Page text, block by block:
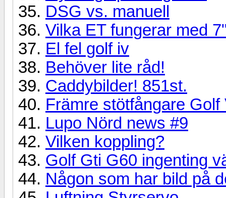
DSG vs. manuell
Vilka ET fungerar med
El fel golf iv
Behöver lite råd!
Caddybilder! 851st.
Främre stötfångare Golf
Lupo Nörd news #9
Vilken koppling?
Golf Gti G60 ingenting
Någon som har bild på